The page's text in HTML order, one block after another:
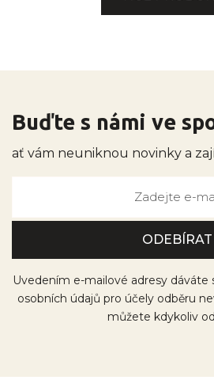
Buďte s námi ve
ať vám neuniknou novinky a
Uvedením e-mailové adresy dáváte
osobních údajů pro účely odběru
můžete kdykoliv